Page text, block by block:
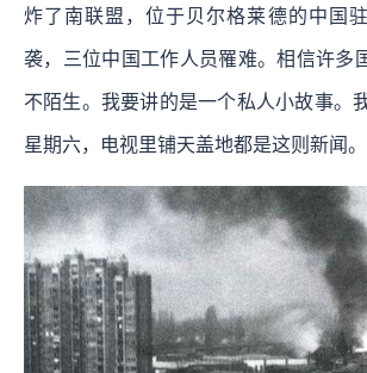
炸了南联盟，位于贝尔格莱德的中国
袭，三位中国工作人员罹难。相信许多
不陌生。我要讲的是一个私人小故事。
星期六，电视里铺天盖地都是这则新闻。